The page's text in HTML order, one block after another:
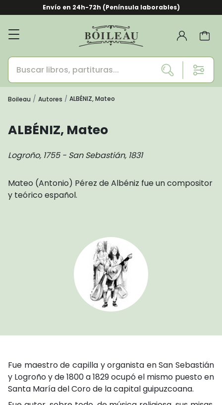
Envío en 24h-72h (Península laborables)
Boileau Autores ALBÉNIZ, Mateo
ALBÉNIZ, Mateo
Logroño, 1755 - San Sebastián, 1831
Mateo (Antonio) Pérez de Albéniz fue un compositor
y teórico español.
Fue maestro de capilla y organista en San Sebastián
y Logroño y de 1800 a 1829 ocupó el mismo puesto en
Santa María del Coro de la capital guipuzcoana.